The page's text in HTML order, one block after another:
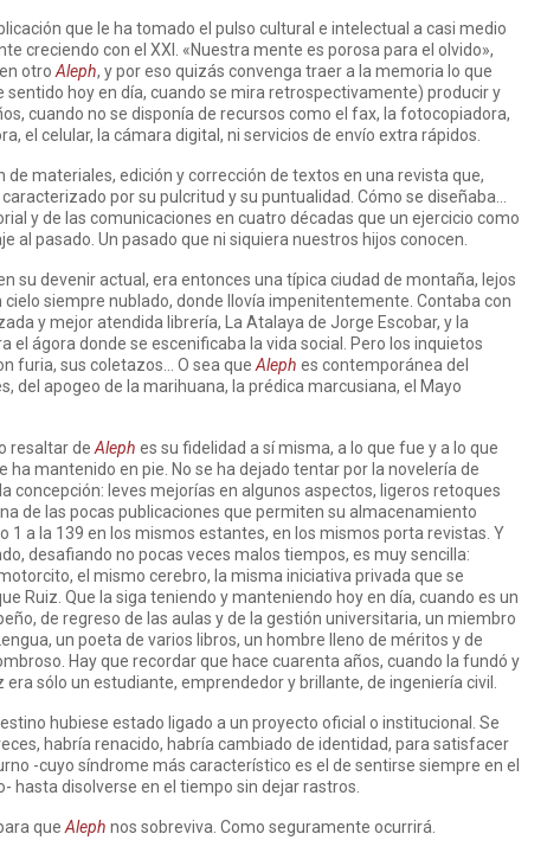
que le ha tomado el pulso cultural e intelectual a casi medio
creciendo con el XXI. «Nuestra mente es porosa para el olvido»,
otroAleph, y por eso quizás convenga traer a la memoria lo que
sentido hoy en día, cuando se mira retrospectivamente) producir y
cuando no se disponía de recursos como el fax, la fotocopiadora,
el celular, la cámara digital, ni servicios de envío extra rápidos.
de materiales, edición y corrección de textos en una revista que,
por su pulcritud y su puntualidad. Cómo se diseñaba…
y de las comunicaciones en cuatro décadas que un ejercicio como
al pasado. Un pasado que ni siquiera nuestros hijos conocen.
su devenir actual, era entonces una típica ciudad de montaña, lejos
cielo siempre nublado, donde llovía impenitentemente. Contaba con
y mejor atendida librería, La Atalaya de Jorge Escobar, y la
el ágora donde se escenificaba la vida social. Pero los inquietos
furia, sus coletazos… O sea queAleph es contemporánea del
del apogeo de la marihuana, la prédica marcusiana, el Mayo
resaltar deAleph es su fidelidad a sí misma, a lo que fue y a lo que
ha mantenido en pie. No se ha dejado tentar por la novelería de
concepción: leves mejorías en algunos aspectos, ligeros retoques
de las pocas publicaciones que permiten su almacenamiento
1 a la 139 en los mismos estantes, en los mismos porta revistas. Y
desafiando no pocas veces malos tiempos, es muy sencilla:
el mismo cerebro, la misma iniciativa privada que se
Ruiz. Que la siga teniendo y manteniendo hoy en día, cuando es un
de regreso de las aulas y de la gestión universitaria, un miembro
un poeta de varios libros, un hombre lleno de méritos y de
Hay que recordar que hace cuarenta años, cuando la fundó y
era sólo un estudiante, emprendedor y brillante, de ingeniería civil.
hubiese estado ligado a un proyecto oficial o institucional. Se
habría renacido, habría cambiado de identidad, para satisfacer
-cuyo síndrome más característico es el de sentirse siempre en el
hasta disolverse en el tiempo sin dejar rastros.
queAleph nos sobreviva. Como seguramente ocurrirá.